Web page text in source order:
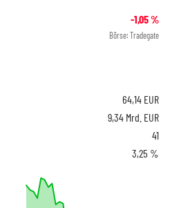
-1,05%
Börse: Tradegate
64,14 EUR
9,34 Mrd. EUR
41
3,25 %